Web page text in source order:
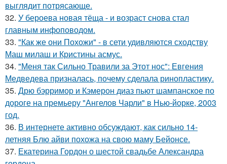
выглядит потрясающе.
32. У бероева новая тёща - и возраст снова стал
главным инфоповодом.
33. "Как же они Похожи" - в сети удивляются сходству
Маш милаш и Кристины асмус.
34. "Меня так Сильно Травили за Этот нос": Евгения
Медведева призналась, почему сделала ринопластику.
35. Дрю бэрримор и Кэмерон диаз пьют шампанское по
дороге на премьеру "Ангелов Чарли" в Нью-йорке, 2003
год.
36. В интернете активно обсуждают, как сильно 14-
летняя Блю айви похожа на свою маму Бейонсе.
37. Екатерина Гордон о шестой свадьбе Александра